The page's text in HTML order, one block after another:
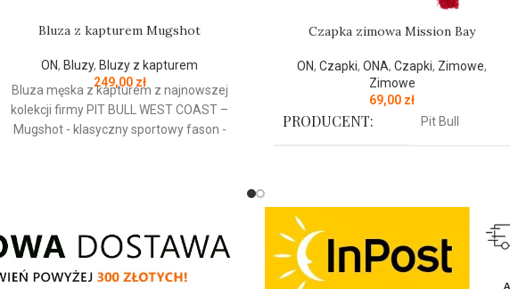
Bluza z kapturem Mugshot
ON, Bluzy, Bluzy z kapturem
249,00 zł
Bluza męska z kapturem z najnowszej
kolekcji firmy PIT BULL WEST COAST –
Mugshot - klasyczny sportowy fason -
- regulacja kaptura za pomocą szerokiego
sznurka z metalowym wykończeniem -
Czapka zimowa Mission Bay
ON,Czapki,ONA,Czapki, Zimowe,
Zimowe
69,00 zł
PRODUCENT: Pit Bull
Czapka typu uszatka z najnowszej
kolekcji firmyPITBULL WEST COAST
Mission Bay - wysokiej jakości gruba i